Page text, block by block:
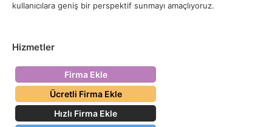
kullanıcılara geniş bir perspektif sunmayı amaçlıyoruz.
Hizmetler
Firma Ekle
Ücretli Firma Ekle
Hızlı Firma Ekle